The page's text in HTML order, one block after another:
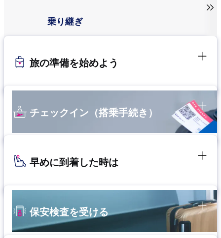
乗り継ぎ

旅の準備を始めよう
チェックイン（搭乗手続き）
早めに到着した時は
保安検査を受ける